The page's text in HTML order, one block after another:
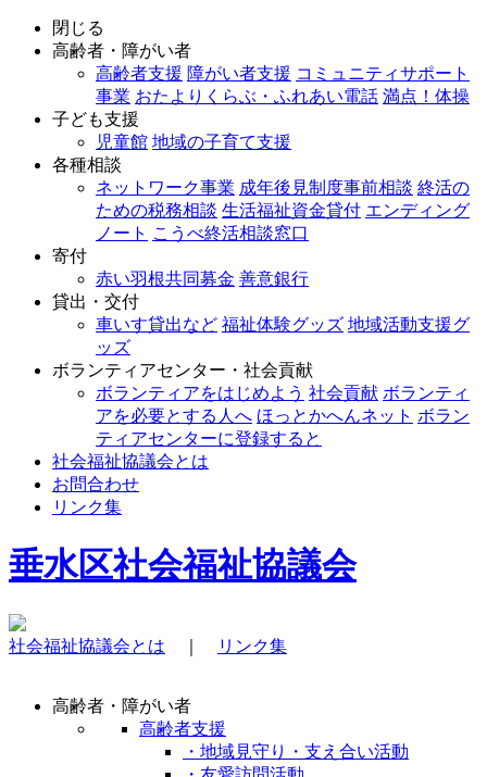
閉じる
高齢者・障がい者
高齢者支援 障がい者支援 コミュニティサポート
事業 おたよりくらぶ・ふれあい電話 満点！体操
子ども支援
児童館 地域の子育て支援
各種相談
ネットワーク事業 成年後見制度事前相談 終活の
ための税務相談 生活福祉資金貸付 エンディング
ノート こうべ終活相談窓口
寄付
赤い羽根共同募金 善意銀行
貸出・交付
車いす貸出など 福祉体験グッズ 地域活動支援グ
ッズ
ボランティアセンター・社会貢献
ボランティアをはじめよう 社会貢献 ボランティ
アを必要とする人へ ほっとかへんネット ボラン
ティアセンターに登録すると
社会福祉協議会とは
お問合わせ
リンク集
垂水区社会福祉協議会
社会福祉協議会とは リンク集
高齢者・障がい者
高齢者支援
・地域見守り・支え合い活動